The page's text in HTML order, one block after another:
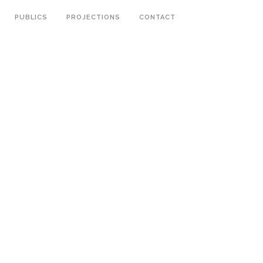
PUBLICS PROJECTIONS CONTACT